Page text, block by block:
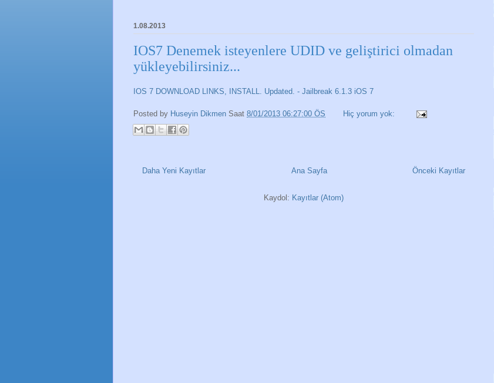
1.08.2013
IOS7 Denemek isteyenlere UDID ve geliştirici olmadan
yükleyebilirsiniz...
IOS 7 DOWNLOAD LINKS, INSTALL. Updated. - Jailbreak 6.1.3 iOS 7
Posted by Huseyin Dikmen Saat 8/01/2013 06:27:00 ÖS Hiç yorum yok:
Daha Yeni Kayıtlar Önceki Kayıtlar
Ana Sayfa
Kaydol: Kayıtlar (Atom)